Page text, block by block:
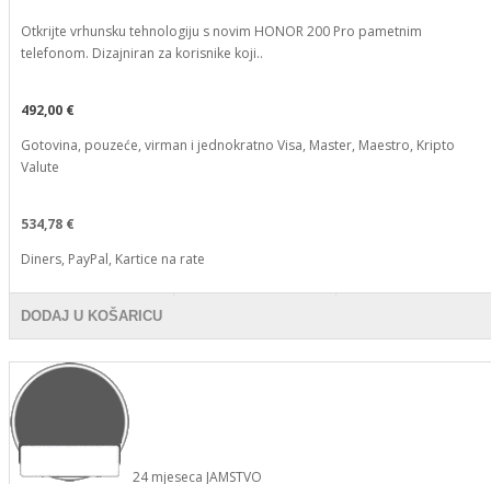
Otkrijte vrhunsku tehnologiju s novim HONOR 200 Pro pametnim
telefonom. Dizajniran za korisnike koji..
492,00 €
Gotovina, pouzeće, virman i jednokratno Visa, Master, Maestro, Kripto
Valute
534,78 €
Diners, PayPal, Kartice na rate
DODAJ U KOŠARICU
24 mjeseca JAMSTVO